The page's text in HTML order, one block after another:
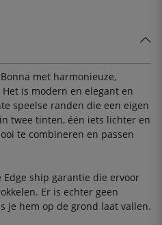
met harmonieuze,
is modern en elegant en
speelse randen die een eigen
twee tinten, één iets lichter en
te combineren en passen
ship garantie die ervoor
Er is echter geen
je hem op de grond laat vallen.